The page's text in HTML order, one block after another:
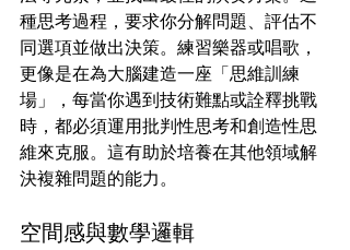
種思考過程，要求你分解問題、評估不
同選項並做出決策。練習樂器或唱歌，
更像是在為大腦建造一座「思維訓練
場」，每當你遇到技術難點或詮釋挑戰
時，都必須運用批判性思考和創造性思
維來克服。這有助於培養在其他領域解
決複雜問題的能力。
空間感與數學邏輯